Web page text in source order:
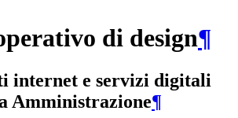
di design¶
internet e servizi digitali
Amministrazione¶